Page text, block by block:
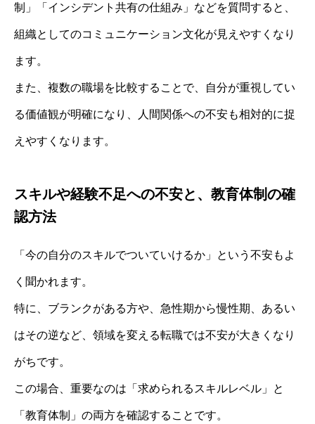
制」「インシデント共有の仕組み」などを質問すると、
組織としてのコミュニケーション文化が見えやすくなり
ます。
また、複数の職場を比較することで、自分が重視してい
る価値観が明確になり、人間関係への不安も相対的に捉
えやすくなります。
スキルや経験不足への不安と、教育体制の確
認方法
「今の自分のスキルでついていけるか」という不安もよ
く聞かれます。
特に、ブランクがある方や、急性期から慢性期、あるい
はその逆など、領域を変える転職では不安が大きくなり
がちです。
この場合、重要なのは「求められるスキルレベル」と
「教育体制」の両方を確認することです。